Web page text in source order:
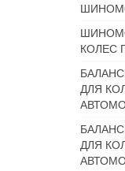
КОЛЕС
ДЛЯ
ДЛЯ